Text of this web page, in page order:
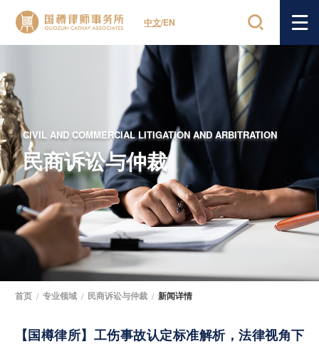
中文/EN
CIVIL AND COMMERCIAL LITIGATION AND ARBITRATION
民商诉讼与仲裁
首页 / 专业领域 / 民商诉讼与仲裁 / 新闻详情
【国樽律所】工伤事故认定标准解析，法律视角下